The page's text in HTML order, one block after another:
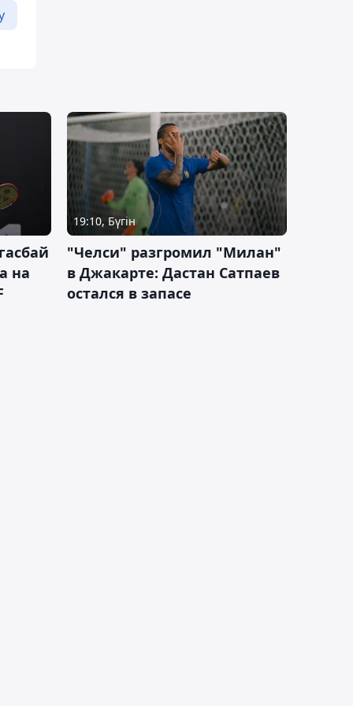
на
19:10, Бүгін
"Челси" разгромил "Милан"
в Джакарте: Дастан Сатпаев
остался в запасе